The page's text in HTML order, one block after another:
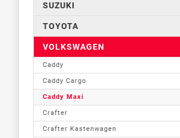
SUZUKI
TOYOTA
VOLKSWAGEN
Caddy
Caddy Cargo
Caddy Maxi
Crafter
Crafter Kastenwagen